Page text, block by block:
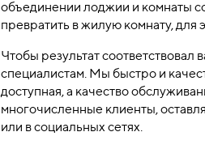
объединении лоджии и комнаты
превратить в жилую комнату, для
Чтобы результат
специалистам. Мы быстро и
доступная, а качество
многочисленные клиенты,
или в социальных сетях.